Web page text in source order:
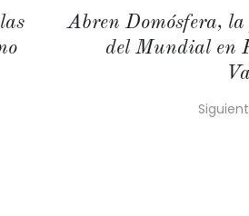
Abren Domósfera,
del Mundial en